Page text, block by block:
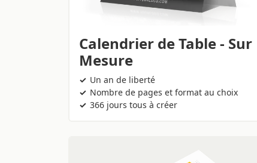
Calendrier de Table - Sur
Mesure
Un an de liberté
Nombre de pages et format au choix
366 jours tous à créer